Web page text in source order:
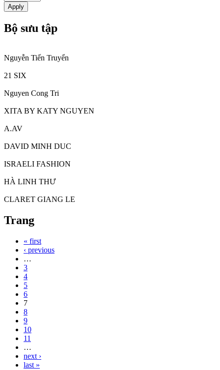
Bộ sưu tập
Nguyễn Tiến Truyển
21 SIX
Nguyen Cong Tri
XITA BY KATY NGUYEN
A.AV
DAVID MINH DUC
ISRAELI FASHION
HÀ LINH THƯ
CLARET GIANG LE
Trang
« first
‹ previous
…
3
4
5
6
7
8
9
10
11
…
next ›
last »